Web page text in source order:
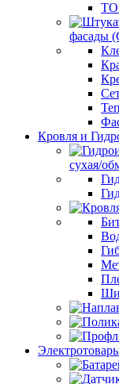
фасады
Кровля и
сухая/